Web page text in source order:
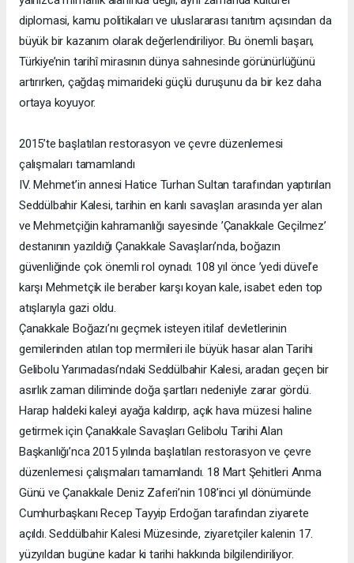
diplomasi, kamu politikaları ve uluslararası tanıtım açısından da
büyük bir kazanım olarak değerlendiriliyor. Bu önemli başarı,
Türkiye’nin tarihî mirasının dünya sahnesinde görünürlüğünü
artırırken, çağdaş mimarideki güçlü duruşunu da bir kez daha
ortaya koyuyor.
2015’te başlatılan restorasyon ve çevre düzenlemesi
çalışmaları tamamlandı
IV. Mehmet’in annesi Hatice Turhan Sultan tarafından yaptırılan
Seddülbahir Kalesi, tarihin en kanlı savaşları arasında yer alan
ve Mehmetçiğin kahramanlığı sayesinde ’Çanakkale Geçilmez’
destanının yazıldığı Çanakkale Savaşları’nda, boğazın
güvenliğinde çok önemli rol oynadı. 108 yıl önce ’yedi düvel’e
karşı Mehmetçik ile beraber karşı koyan kale, isabet eden top
atışlarıyla gazi oldu.
Çanakkale Boğazı’nı geçmek isteyen itilaf devletlerinin
gemilerinden atılan top mermileri ile büyük hasar alan Tarihi
Gelibolu Yarımadası’ndaki Seddülbahir Kalesi, aradan geçen bir
asırlık zaman diliminde doğa şartları nedeniyle zarar gördü.
Harap haldeki kaleyi ayağa kaldırıp, açık hava müzesi haline
getirmek için Çanakkale Savaşları Gelibolu Tarihi Alan
Başkanlığı’nca 2015 yılında başlatılan restorasyon ve çevre
düzenlemesi çalışmaları tamamlandı. 18 Mart Şehitleri Anma
Günü ve Çanakkale Deniz Zaferi’nin 108’inci yıl dönümünde
Cumhurbaşkanı Recep Tayyip Erdoğan tarafından ziyarete
açıldı. Seddülbahir Kalesi Müzesinde, ziyaretçiler kalenin 17.
yüzyıldan bugüne kadar ki tarihi hakkında bilgilendiriliyor.